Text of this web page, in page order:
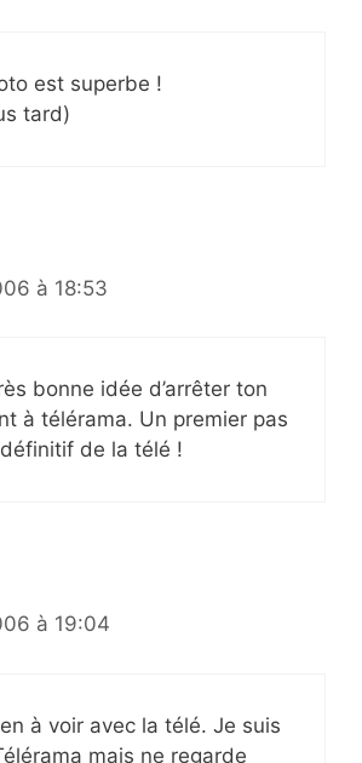
est superbe !
tard)
à 18:53
bonne idée d’arrêter ton
à télérama. Un premier pas
définitif de la télé !
à 19:04
à voir avec la télé. Je suis
mais ne regarde